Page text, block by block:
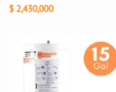
$ 2,430,000